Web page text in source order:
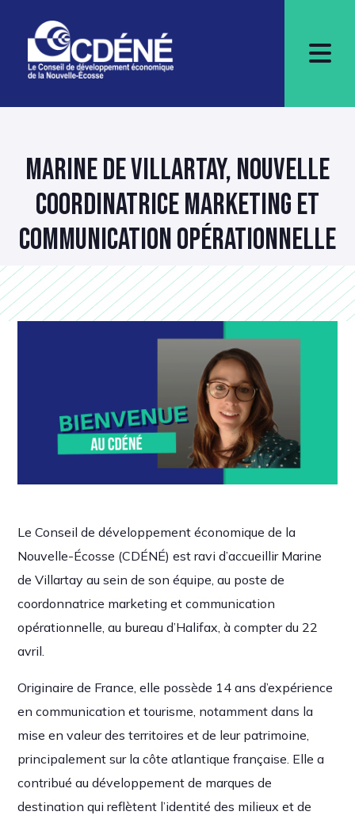
MARINE DE VILLARTAY, NOUVELLE
COORDINATRICE MARKETING ET
COMMUNICATION OPÉRATIONNELLE
Le Conseil de développement économique de la
Nouvelle-Écosse (CDÉNÉ) est ravi d’accueillir Marine
de Villartay au sein de son équipe, au poste de
coordonnatrice marketing et communication
opérationnelle, au bureau d’Halifax, à compter du 22
avril.
Originaire de France, elle possède 14 ans d’expérience
en communication et tourisme, notamment dans la
mise en valeur des territoires et de leur patrimoine,
principalement sur la côte atlantique française. Elle a
contribué au développement de marques de
destination qui reflètent l’identité des milieux et de